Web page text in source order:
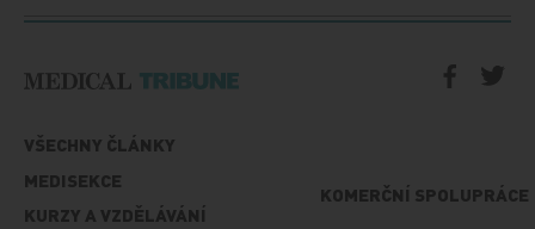
VŠECHNY ČLÁNKY
MEDISEKCE
KURZY A VZDĚLÁVÁNÍ
KOMERČNÍ SPOLUPRÁCE